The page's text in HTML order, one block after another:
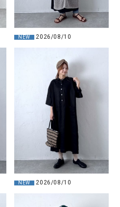
NEW 2026/08/10
NEW 2026/08/10